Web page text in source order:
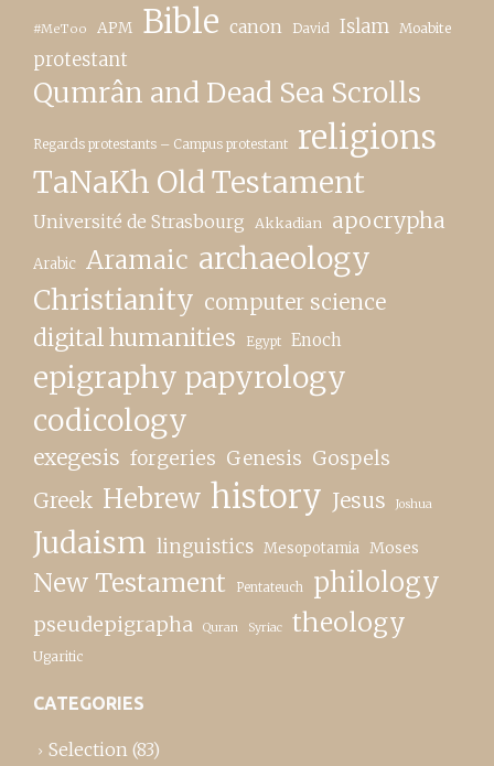
#MeToo APM Bible canon David Islam Moabite
protestant
Qumrân and Dead Sea Scrolls
Regards protestants – Campus protestant religions
TaNaKh Old Testament
Université de Strasbourg Akkadian apocrypha
Arabic Aramaic archaeology
Christianity computer science
digital humanities Egypt Enoch
epigraphy papyrology
codicology
exegesis forgeries Genesis Gospels
Greek Hebrew history Jesus Joshua
Judaism linguistics Mesopotamia Moses
New Testament Pentateuch philology
pseudepigrapha Quran Syriac theology
Ugaritic
CATEGORIES
Selection (83)